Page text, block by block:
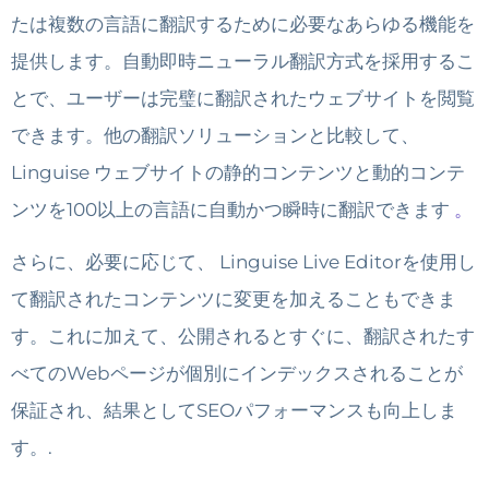
たは複数の言語に翻訳するために必要なあらゆる機能を
提供します。自動即時ニューラル翻訳方式を採用するこ
とで、ユーザーは完璧に翻訳されたウェブサイトを閲覧
できます。他の翻訳ソリューションと比較して、
Linguise ウェブサイトの静的コンテンツと動的コンテ
ンツを100以上の言語に自動かつ瞬時に翻訳できます 。
さらに、必要に応じて、 Linguise Live Editorを使用し
て翻訳されたコンテンツに変更を加えることもできま
す。これに加えて、公開されるとすぐに、翻訳されたす
べてのWebページが個別にインデックスされることが
保証され、結果としてSEOパフォーマンスも向上しま
す。.